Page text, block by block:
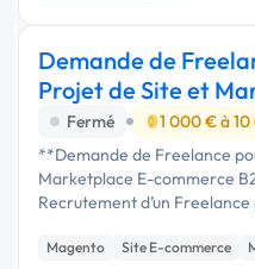
Demande de
Projet de Site et
E-commerc
Fermé 1 000 € à
**Demande de Freelance
Marketplace E-commerce
Recrutement d’un
et Marketplace E-
**Description du Projet :**
Magento Site E-commerce